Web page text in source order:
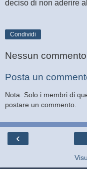
deciso di non aderire
Condividi
Nessun
Posta un
Nota. Solo i membri di
postare un commento.
‹